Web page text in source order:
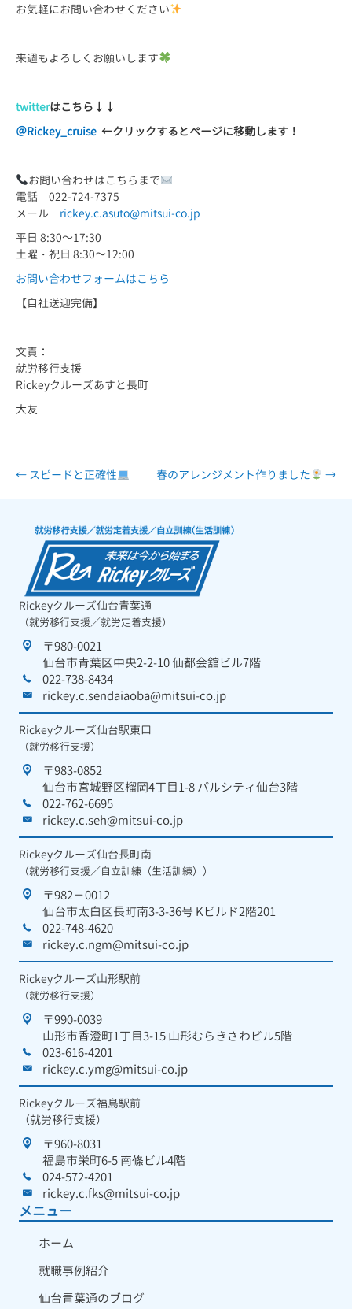
お気軽にお問い合わせください
来週もよろしくお願いします
twitterはこちら ↓↓
＠Rickey_cruise ←クリックするとページに移動します！
お問い合わせはこちらまで
電話 022-724-7375
メール rickey.c.asuto@mitsui-co.jp
平日 8:30～17:30
土曜・祝日 8:30～12:00
お問い合わせフォームはこちら
【自社送迎完備】
文責：
就労移行支援
Rickeyクルーズあすと長町
大友
← スピードと正確性 春のアレンジメント作りました →
Rickeyクルーズ仙台青葉通
（就労移行支援／就労定着支援）
〒980-0021
仙台市青葉区中央2-2-10 仙都会舘ビル7階
022-738-8434
rickey.c.sendaiaoba@mitsui-co.jp
Rickeyクルーズ仙台駅東口
（就労移行支援）
〒983-0852
仙台市宮城野区榴岡4丁目1-8 パルシティ仙台3階
022-762-6695
rickey.c.seh@mitsui-co.jp
Rickeyクルーズ仙台長町南
（就労移行支援／自立訓練（生活訓練））
〒982－0012
仙台市太白区長町南3-3-36号 Kビルド2階201
022-748-4620
rickey.c.ngm@mitsui-co.jp
Rickeyクルーズ山形駅前
（就労移行支援）
〒990-0039
山形市香澄町1丁目3-15 山形むらきさわビル5階
023-616-4201
rickey.c.ymg@mitsui-co.jp
Rickeyクルーズ福島駅前
（就労移行支援）
〒960-8031
福島市栄町6-5 南條ビル4階
024-572-4201
rickey.c.fks@mitsui-co.jp
メニュー
ホーム
就職事例紹介
仙台青葉通のブログ